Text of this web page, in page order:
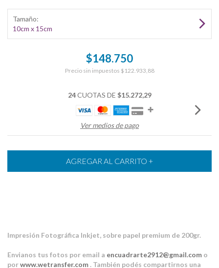
Tamaño:
10cm x 15cm
$148.750
Precio sin impuestos $122.933,88
24CUOTAS DE $15.272,29
Ver medios de pago
Impresión Fotográfica Inkjet, sobre papel premium de 200gr.
Envianos tus fotos por email a encuadrarte2912@gmail.com o
porwww.wetransfer.com. También podés compartirnos una